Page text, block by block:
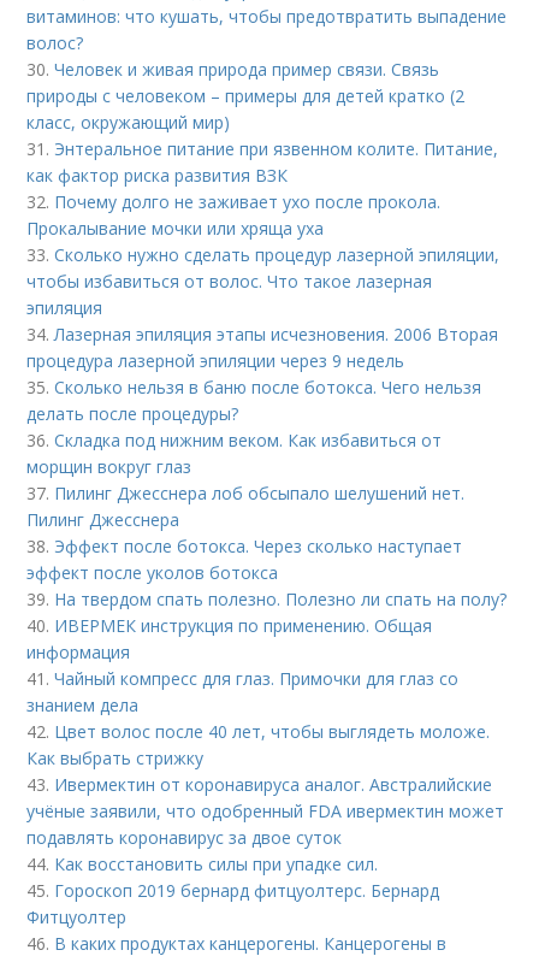
витаминов: что кушать, чтобы предотвратить выпадение
волос?
30.Человек и живая природа пример связи. Связь
природы с человеком – примеры для детей кратко (2
класс, окружающий мир)
31. Энтеральное питание при язвенном колите. Питание,
как фактор риска развития ВЗК
32. Почему долго не заживает ухо после прокола.
Прокалывание мочки или хряща уха
33.Сколько нужно сделать процедур лазерной эпиляции,
чтобы избавиться от волос. Что такое лазерная
эпиляция
34. Лазерная эпиляция этапы исчезновения. 2006 Вторая
процедура лазерной эпиляции через 9 недель
35.Сколько нельзя в баню после ботокса. Чего нельзя
делать после процедуры?
36.Складка под нижним веком. Как избавиться от
морщин вокруг глаз
37. Пилинг Джесснера лоб обсыпало шелушений нет.
Пилинг Джесснера
38. Эффект после ботокса. Через сколько наступает
эффект после уколов ботокса
39. На твердом спать полезно. Полезно ли спать на полу?
40. ИВЕРМЕК инструкция по применению. Общая
информация
41.Чайный компресс для глаз. Примочки для глаз со
знанием дела
42. Цвет волос после 40 лет, чтобы выглядеть моложе.
Как выбрать стрижку
43. Ивермектин от коронавируса аналог. Австралийские
учёные заявили, что одобренный FDA ивермектин может
подавлять коронавирус за двое суток
44. Как восстановить силы при упадке сил.
45. Гороскоп 2019 бернард фитцуолтерс. Бернард
Фитцуолтер
46. В каких продуктах канцерогены. Канцерогены в